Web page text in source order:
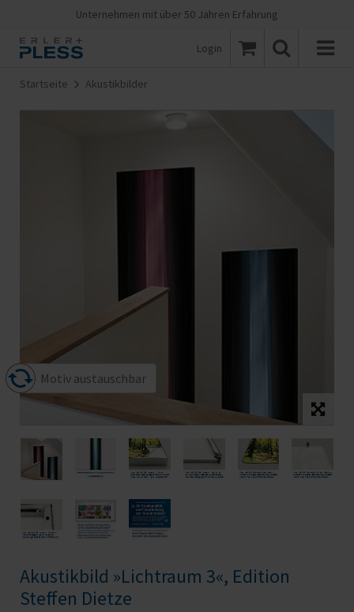
Unternehmen mit über 50 Jahren Erfahrung
Login
Startseite Akustikbilder
Motiv austauschbar
Akustikbild »Lichtraum 3«, Edition
Steffen Dietze